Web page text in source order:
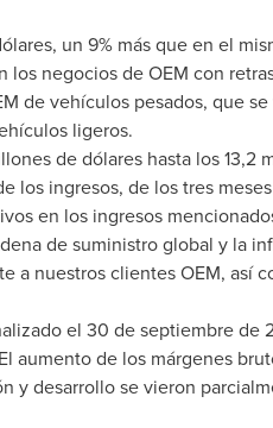
un 9% más que en el
negocios de OEM con
de vehículos pesados, que
ligeros.
de dólares hasta los 13,2
los ingresos, de los tres
en los ingresos
de suministro global y la
a nuestros clientes OEM, así
el 30 de septiembre de
aumento de los márgenes
y desarrollo se vieron